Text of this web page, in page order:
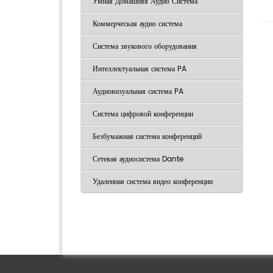
Коммерческая аудио система
Система звукового оборудования
Интеллектуальная система PA
Аудиовизуальная система PA
Система цифровой конференции
Безбумажная система конференций
Сетевая аудиосистема Dante
Удаленная система видео конференции